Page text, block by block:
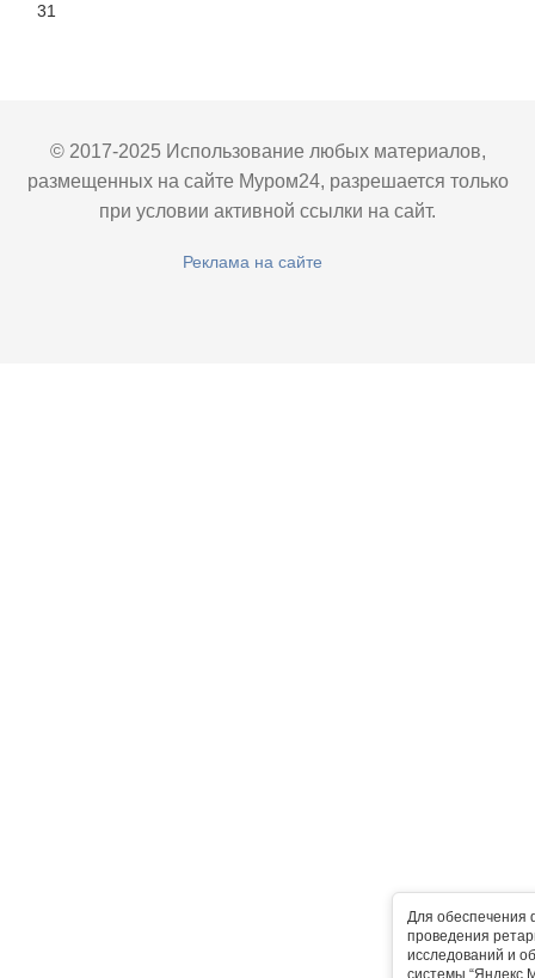
Для обеспечения
проведения
исследований и
системы
31
© 2017-2025 Использование любых материалов,
размещенных на сайте Муром24, разрешается только
при условии активной ссылки на сайт.
Реклама на сайте